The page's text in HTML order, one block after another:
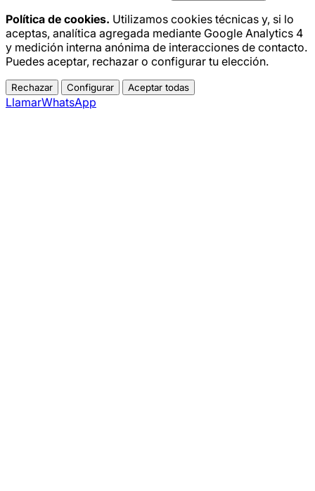
Política de cookies. Utilizamos cookies técnicas y, si lo
aceptas, analítica agregada mediante Google Analytics 4
y medición interna anónima de interacciones de contacto.
Puedes aceptar, rechazar o configurar tu elección.
Rechazar Configurar Aceptar todas
LlamarWhatsApp